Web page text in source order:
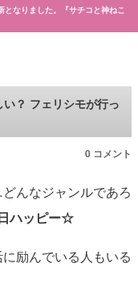
となりました。『サチコと神ねこ
？ フェリシモが行っ
0 コメント
んなジャンルであろ
ハッピー☆
励んでいる人もいる